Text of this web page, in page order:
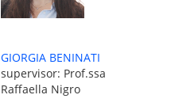
GIORGIA BENINATI
supervisor: Prof.ssa
Raffaella Nigro